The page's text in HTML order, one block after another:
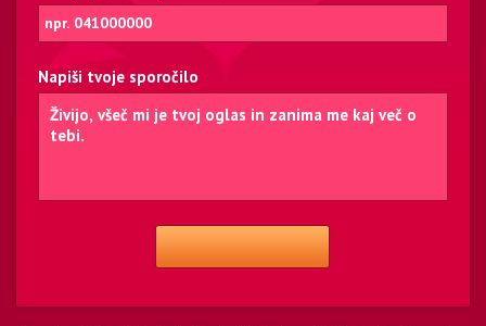
Napiši tvoje sporočilo